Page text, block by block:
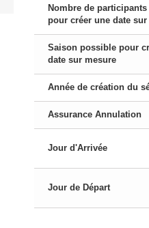
Nombre de
pour créer une date sur
Saison possible pour
date sur mesure
Année de création du
Assurance Annulation
Jour d'Arrivée
Jour de Départ